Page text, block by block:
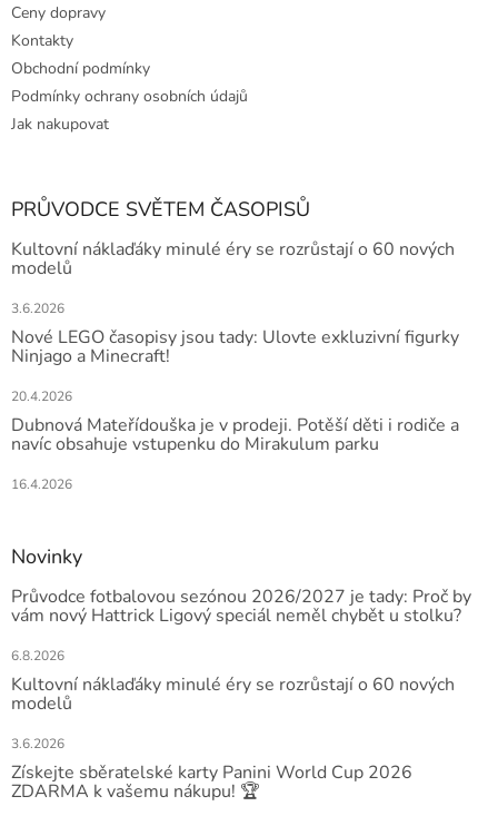
Ceny dopravy
Kontakty
Obchodní podmínky
Podmínky ochrany osobních údajů
Jak nakupovat
PRŮVODCE SVĚTEM ČASOPISŮ
Kultovní náklaďáky minulé éry se rozrůstají o 60 nových
modelů
3.6.2026
Nové LEGO časopisy jsou tady: Ulovte exkluzivní figurky
Ninjago a Minecraft!
20.4.2026
Dubnová Mateřídouška je v prodeji. Potěší děti i rodiče a
navíc obsahuje vstupenku do Mirakulum parku
16.4.2026
Novinky
Průvodce fotbalovou sezónou 2026/2027 je tady: Proč by
vám nový Hattrick Ligový speciál neměl chybět u stolku?
6.8.2026
Kultovní náklaďáky minulé éry se rozrůstají o 60 nových
modelů
3.6.2026
Získejte sběratelské karty Panini World Cup 2026
ZDARMA k vašemu nákupu! 🏆